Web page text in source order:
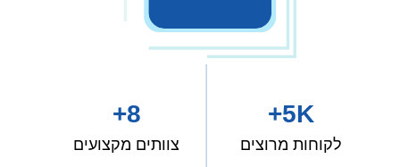
5K+
לקוחות מרוצים
8+
צוותים מקצועים